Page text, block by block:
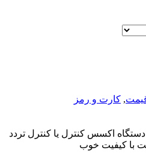
, کارت و رمز
دستگاه کنترل تردد مدل 120A دستگاه اکسس کنترل یا کنترل تردد